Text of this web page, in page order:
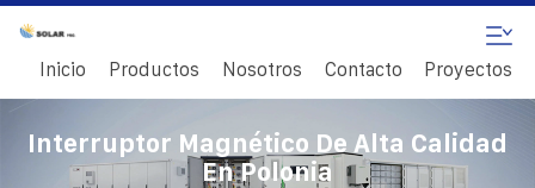
Inicio Productos Nosotros Contacto Proyectos
Interruptor Magnético De Alta Calidad
En Polonia